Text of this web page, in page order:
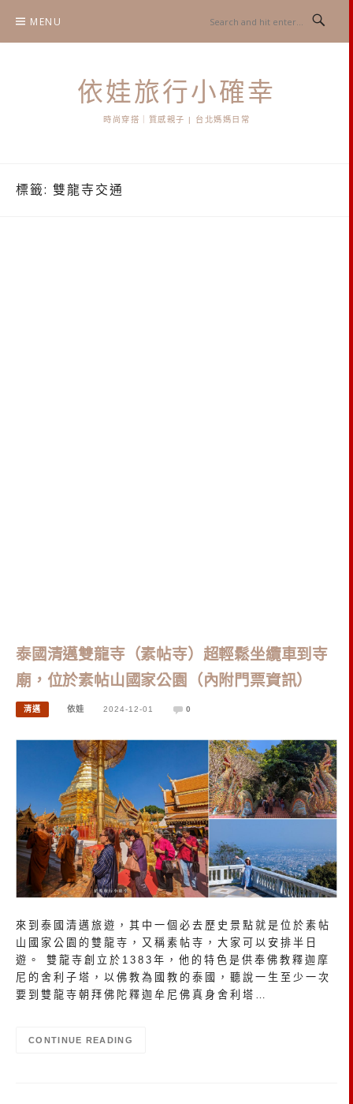
content
MENU
依娃旅行小確幸
時尚穿搭｜質感親子 | 台北媽媽日常
標籤: 雙龍寺交通
泰國清邁雙龍寺（素帖寺）超輕鬆坐纜車到寺
廟，位於素帖山國家公園（內附門票資訊）
清邁 依娃 2024-12-01 0
來到泰國清邁旅遊，其中一個必去歷史景點就是位於素帖
山國家公園的雙龍寺，又稱素帖寺，大家可以安排半日
遊。 雙龍寺創立於1383年，他的特色是供奉佛教釋迦摩
尼的舍利子塔，以佛教為國教的泰國，聽說一生至少一次
要到雙龍寺朝拜佛陀釋迦牟尼佛真身舍利塔…
CONTINUE READING